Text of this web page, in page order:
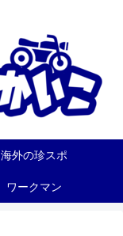
海外の珍スポ
ワークマン